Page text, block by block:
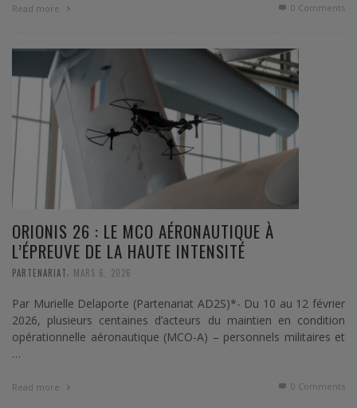
Read more 0 Comments
ORIONIS 26 : LE MCO AÉRONAUTIQUE À
L’ÉPREUVE DE LA HAUTE INTENSITÉ
PARTENARIAT MARS 6, 2026
Par Murielle Delaporte (Partenariat AD2S)*- Du 10 au 12 février
2026, plusieurs centaines d’acteurs du maintien en condition
opérationnelle aéronautique (MCO-A) – personnels militaires et
…
Read more 0 Comments